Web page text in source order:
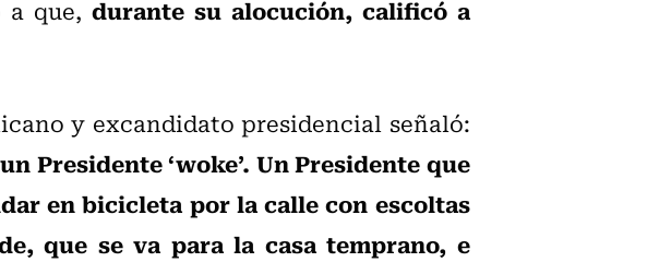
a que, durante su alocución, calificó a
y excandidato presidencial señaló:
Presidente ‘woke’. Un Presidente que
en bicicleta por la calle con escoltas
que se va para la casa temprano, e